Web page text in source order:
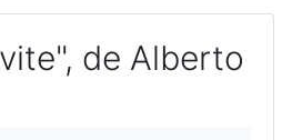
de Alberto